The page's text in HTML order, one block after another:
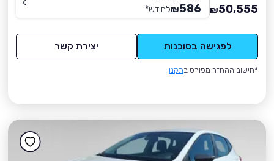
50,555
₪
586
₪לחודש*
לפגישה בסוכנות יצירת קשר
*חישוב ההחזר מפורט בתקנון